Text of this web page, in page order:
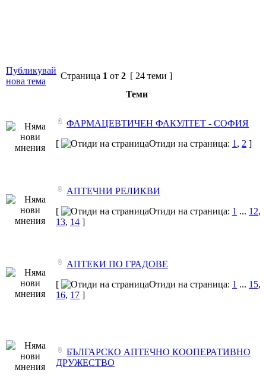
Публикувай
нова тема
Страница 1 от 2 [ 24 теми ]
Теми
ФАРМАЦЕВТИЧЕН ФАКУЛТЕТ - СОФИЯ
[
Отиди на страница: 1 , 2 ]
АПТЕЧНИ РЕЛИКВИ
[
Отиди на страница: 1 ... 12,
13, 14 ]
АПТЕКИ ПО ГРАДОВЕ
[
Отиди на страница: 1 ... 15,
16, 17 ]
БЪЛГАРСКО АПТЕЧНО КООПЕРАТИВНО
ДРУЖЕСТВО